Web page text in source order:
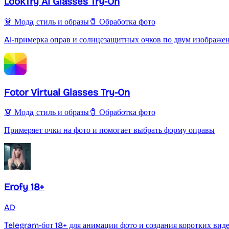
👗 Мода, стиль и образы🧷 Обработка фото
AI-примерка оправ и солнцезащитных очков по двум
Fotor Virtual Glasses Try-On
👗 Мода, стиль и образы🧷 Обработка фото
Примеряет очки на фото и помогает выбрать форму оправы
Erofy 18+
AD
Telegram-бот 18+ для анимации фото и создания коротких